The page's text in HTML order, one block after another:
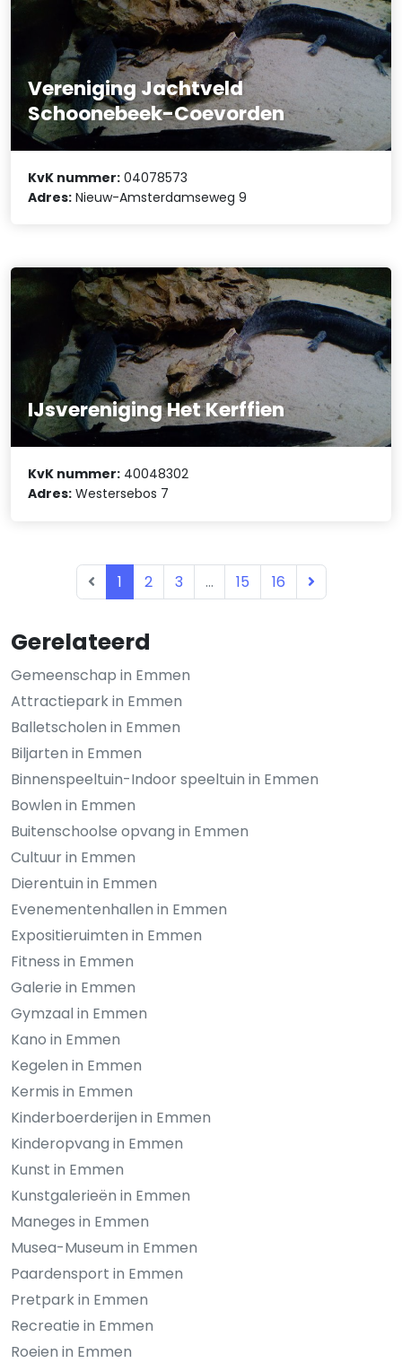
Gerelateerd
Gemeenschap in Emmen
Attractiepark in Emmen
Balletscholen in Emmen
Biljarten in Emmen
Binnenspeeltuin-Indoor speeltuin in Emmen
Bowlen in Emmen
Buitenschoolse opvang in Emmen
Cultuur in Emmen
Dierentuin in Emmen
Evenementenhallen in Emmen
Expositieruimten in Emmen
Fitness in Emmen
Galerie in Emmen
Gymzaal in Emmen
Kano in Emmen
Kegelen in Emmen
Kermis in Emmen
Kinderboerderijen in Emmen
Kinderopvang in Emmen
Kunst in Emmen
Kunstgalerieën in Emmen
Maneges in Emmen
Musea-Museum in Emmen
Paardensport in Emmen
Pretpark in Emmen
Recreatie in Emmen
Roeien in Emmen
Vereniging Jachtveld
Schoonebeek-Coevorden
KvK nummer: 04078573
Adres: Nieuw-Amsterdamseweg 9
IJsvereniging Het Kerffien
KvK nummer: 40048302
Adres: Westersebos 7
1 2 3 ... 15 16